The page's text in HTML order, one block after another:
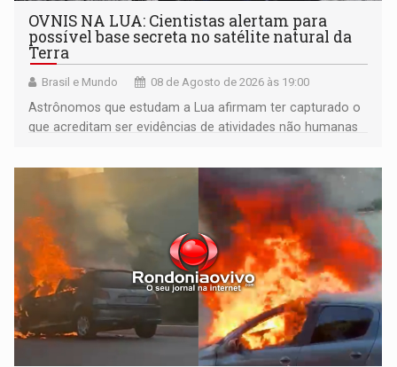
OVNIS NA LUA: Cientistas alertam para
possível base secreta no satélite natural da
Terra
Brasil e Mundo 08 de Agosto de 2026 às 19:00
Astrônomos que estudam a Lua afirmam ter capturado o
que acreditam ser evidências de atividades não humanas
órbita